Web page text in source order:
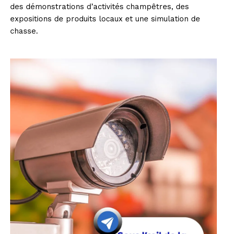
des démonstrations d’activités champêtres, des
expositions de produits locaux et une simulation de
chasse.